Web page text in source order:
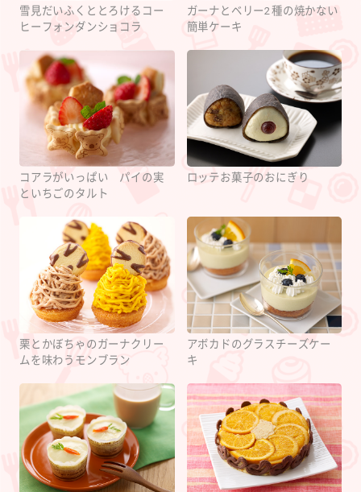
雪見だいふくととろけるコー
ヒーフォンダンショコラ
ガーナとベリー2種の焼かない
簡単ケーキ
コアラがいっぱい パイの実
といちごのタルト
ロッテお菓子のおにぎり
栗とかぼちゃのガーナクリー
ムを味わうモンブラン
アボカドのグラスチーズケー
キ